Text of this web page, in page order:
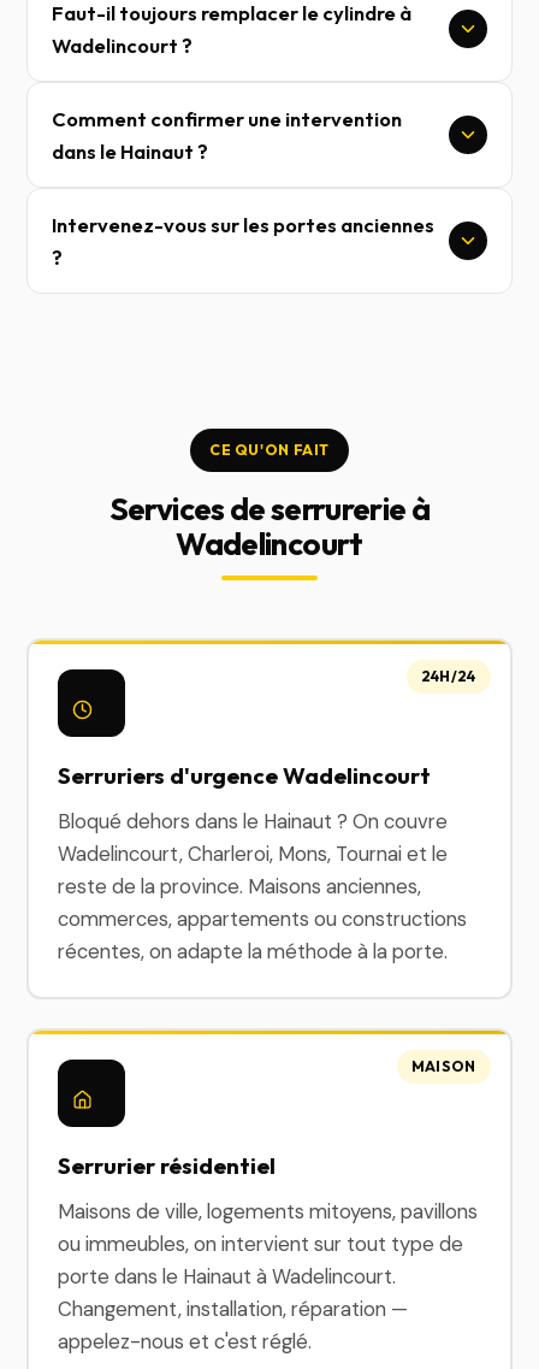
Faut-il toujours remplacer le cylindre à
Wadelincourt ?
Comment confirmer une intervention
dans le Hainaut ?
Intervenez-vous sur les portes anciennes
?
CE QU'ON FAIT
Services de serrurerie à
Wadelincourt
Serruriers d'urgence Wadelincourt
Bloqué dehors dans le Hainaut ? On couvre
Wadelincourt, Charleroi, Mons, Tournai et le
reste de la province. Maisons anciennes,
commerces, appartements ou constructions
récentes, on adapte la méthode à la porte.
24H/24
Serrurier résidentiel
Maisons de ville, logements mitoyens, pavillons
ou immeubles, on intervient sur tout type de
porte dans le Hainaut à Wadelincourt.
Changement, installation, réparation —
appelez-nous et c'est réglé.
MAISON